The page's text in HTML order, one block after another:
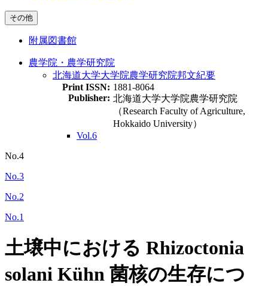
その他
附属図書館
農学院・農学研究院
北海道大学大学院農学研究院邦文紀要
Print ISSN: 1881-8064
Publisher: 北海道大学大学院農学研究院
（Research Faculty of Agriculture,
Hokkaido University）
Vol.6
No.4
No.3
No.2
No.1
土壌中における Rhizoctonia
solani Kühn 菌核の生存につ